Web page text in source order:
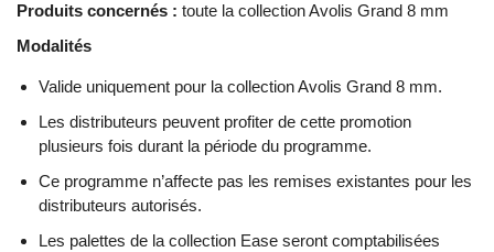
Produits concernés : toute la collection Avolis Grand 8 mm
Modalités
Valide uniquement pour la collection Avolis Grand 8 mm.
Les distributeurs peuvent profiter de cette promotion
plusieurs fois durant la période du programme.
Ce programme n’affecte pas les remises existantes pour les
distributeurs autorisés.
Les palettes de la collection Ease seront comptabilisées